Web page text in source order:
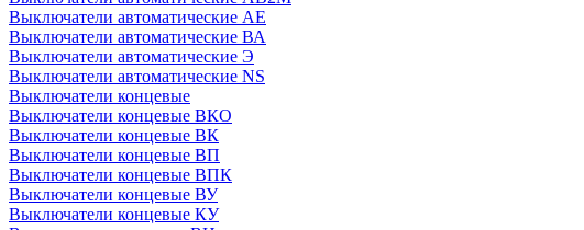
Выключатели автоматические АЕ
Выключатели автоматические ВА
Выключатели автоматические Э
Выключатели автоматические NS
Выключатели концевые
Выключатели концевые ВКО
Выключатели концевые ВК
Выключатели концевые ВП
Выключатели концевые ВПК
Выключатели концевые ВУ
Выключатели концевые КУ